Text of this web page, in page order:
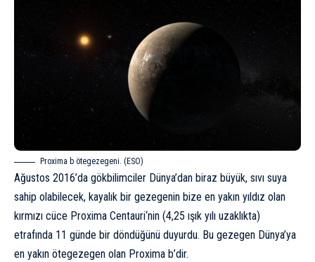
Proxima b ötegezegeni. (ESO)
Ağustos 2016’da gökbilimciler Dünya’dan biraz büyük, sıvı suya
sahip olabilecek, kayalık bir gezegenin bize en yakın yıldız olan
kırmızı cüce Proxima Centauri‘nin (4,25 ışık yılı uzaklıkta)
etrafında 11 günde bir döndüğünü duyurdu. Bu gezegen Dünya’ya
en yakın ötegezegen olan Proxima b’dir.